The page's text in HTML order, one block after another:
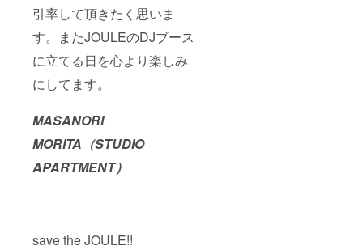
引率して頂きたく思いま
す。またJOULEのDJブース
に立てる日を心より楽しみ
にしてます。
MASANORI
MORITA（STUDIO
APARTMENT）
save the JOULE!!